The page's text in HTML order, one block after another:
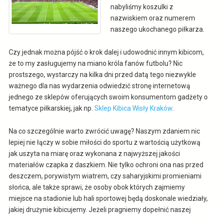
nabyliśmy koszulki z
nazwiskiem oraz numerem
naszego ukochanego piłkarza.
Czy jednak można pójść o krok dalej i udowodnić innym kibicom,
że to my zasługujemy na miano króla fanów futbolu? Nic
prostszego, wystarczy na kilka dni przed datą tego niezwykle
ważnego dla nas wydarzenia odwiedzić stronę internetową
jednego ze sklepów oferujących swoim konsumentom gadżety o
tematyce piłkarskiej, jak np. Sklep Kibica Wisły Kraków.
Na co szczególnie warto zwrócić uwagę? Naszym zdaniem nic
lepiej nie łączy w sobie miłości do sportu z wartością użytkową
jak uszyta na miarę oraz wykonana z najwyższej jakości
materiałów czapka z daszkiem. Nie tylko ochroni ona nas przed
deszczem, porywistym wiatrem, czy saharyjskimi promieniami
słońca, ale także sprawi, że osoby obok których zajmiemy
miejsce na stadionie lub hali sportowej będą doskonale wiedziały,
jakiej drużynie kibicujemy. Jeżeli pragniemy dopełnić naszej